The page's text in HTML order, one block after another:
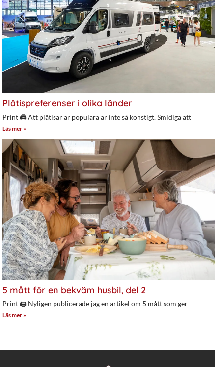
Plåtispreferenser i olika länder
Print 🖨 Att plåtisar är populära är inte så konstigt. Smidiga att
Läs mer »
5 mått för en bekväm husbil, del 2
Print 🖨 Nyligen publicerade jag en artikel om 5 mått som ger
Läs mer »